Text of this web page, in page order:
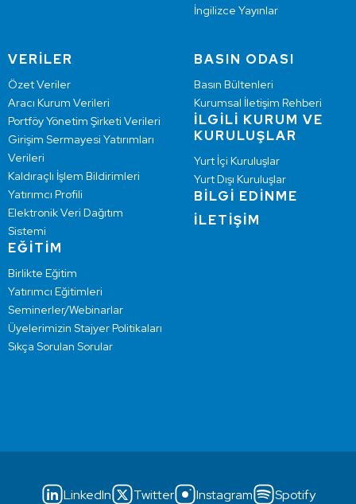
İngilizce Yayınlar
VERİLER
Özet Veriler
Aracı Kurum Verileri
Portföy Yönetim Şirketi Verileri
Girişim Sermayesi Yatırımları
Verileri
Kaldıraçlı İşlem Bildirimleri
Yatırımcı Profili
Elektronik Veri Dağıtım
Sistemi
EĞİTİM
Birlikte Eğitim
Yatırımcı Eğitimleri
Seminerler/Webinarlar
Üyelerimizin Stajyer Politikaları
Sıkça Sorulan Sorular
BASIN ODASI
Basın Bültenleri
Kurumsal İletişim Rehberi
İLGİLİ KURUM VE
KURULUŞLAR
Yurt İçi Kuruluşlar
Yurt Dışı Kuruluşlar
BİLGİ EDİNME
İLETİŞİM
LinkedIn Twitter Instagram
Spotify